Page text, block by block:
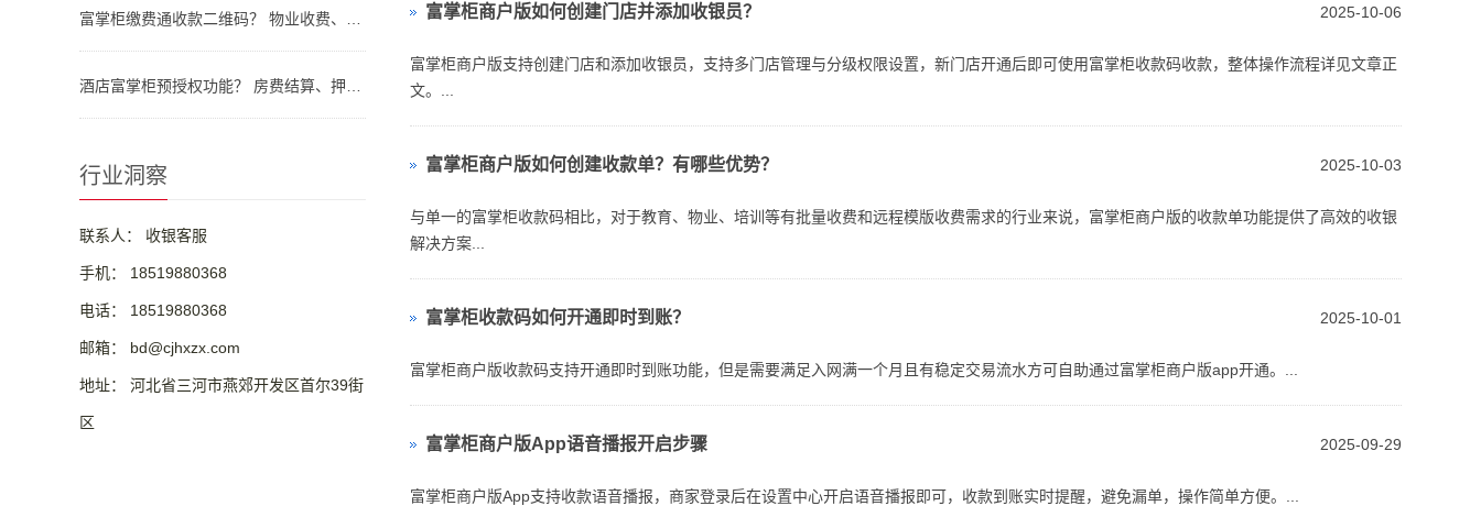
行业洞察
联系人： 收银客服
手机： 18519880368
电话： 18519880368
邮箱： bd@cjhxzx.com
地址： 河北省三河市燕郊开发区首尔39街
区
2025-10-06
富掌柜商户版如何创建门店并添加收银员？
富掌柜商户版支持创建门店和添加收银员，支持多门店管理与分级权限设置，新门店开通后即可使用富掌柜收款码收款，整体操作流程详见文章正
文。...
2025-10-03
富掌柜商户版如何创建收款单？有哪些优势？
与单一的富掌柜收款码相比，对于教育、物业、培训等有批量收费和远程模版收费需求的行业来说，富掌柜商户版的收款单功能提供了高效的收银
解决方案...
2025-10-01
富掌柜收款码如何开通即时到账？
富掌柜商户版收款码支持开通即时到账功能，但是需要满足入网满一个月且有稳定交易流水方可自助通过富掌柜商户版app开通。...
2025-09-29
富掌柜商户版App语音播报开启步骤
富掌柜商户版App支持收款语音播报，商家登录后在设置中心开启语音播报即可，收款到账实时提醒，避免漏单，操作简单方便。...